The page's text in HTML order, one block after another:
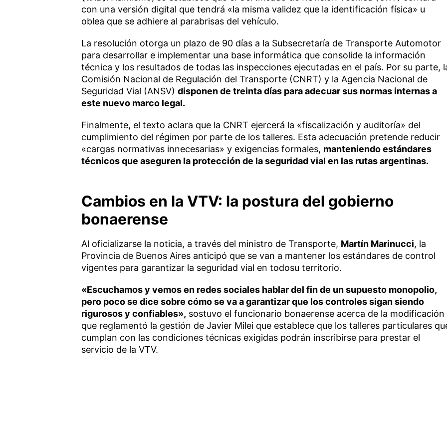
con una versión digital que tendrá «la misma validez que la identificación física» u
oblea que se adhiere al parabrisas del vehículo.
La resolución otorga un plazo de 90 días a la Subsecretaría de Transporte Automotor
para desarrollar e implementar una base informática que consolide la información
técnica y los resultados de todas las inspecciones ejecutadas en el país. Por su parte,
Comisión Nacional de Regulación del Transporte (CNRT) y la Agencia Nacional de
Seguridad Vial (ANSV) disponen de treinta días para adecuar sus normas internas a
este nuevo marco legal.
Finalmente, el texto aclara que la CNRT ejercerá la «fiscalización y auditoría» del
cumplimiento del régimen por parte de los talleres. Esta adecuación pretende reducir
«cargas normativas innecesarias» y exigencias formales, manteniendo estándares
técnicos que aseguren la protección de la seguridad vial en las rutas argentinas.
Cambios en la VTV: la postura del gobierno
bonaerense
Al oficializarse la noticia, a través del ministro de Transporte, Martín Marinucci, la
Provincia de Buenos Aires anticipó que se van a mantener los estándares de control
vigentes para garantizar la seguridad vial en todosu territorio.
«Escuchamos y vemos en redes sociales hablar del fin de un supuesto monopolio,
pero poco se dice sobre cómo se va a garantizar que los controles sigan siendo
rigurosos y confiables», sostuvo el funcionario bonaerense acerca de la modificación
que reglamentó la gestión de Javier Milei que establece que los talleres particulares
cumplan con las condiciones técnicas exigidas podrán inscribirse para prestar el
servicio de la VTV.